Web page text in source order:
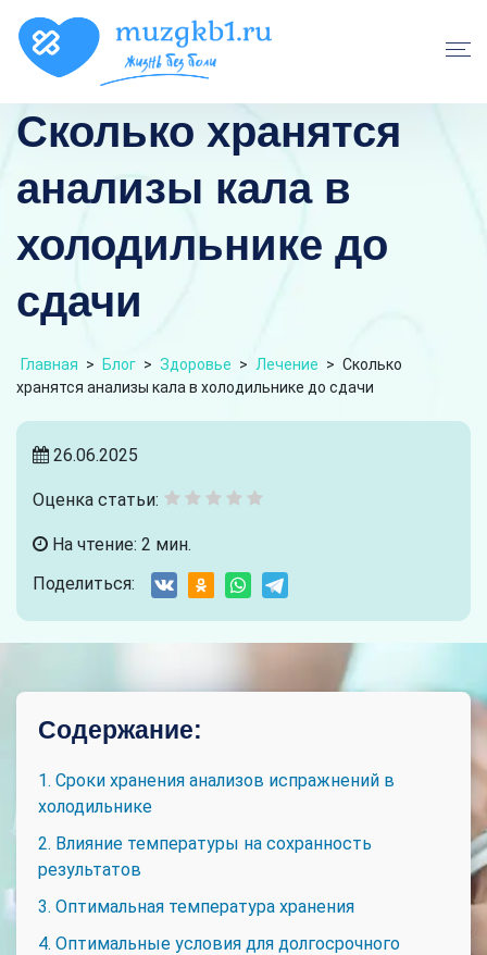
Сколько хранятся
анализы кала в
холодильнике до
сдачи
Главная > Блог > Здоровье > Лечение > Сколько
хранятся анализы кала в холодильнике до сдачи
26.06.2025
Оценка статьи:
На чтение: 2 мин.
Поделиться:
Содержание:
1. Сроки хранения анализов испражнений в
холодильнике
2. Влияние температуры на сохранность
результатов
3. Оптимальная температура хранения
4. Оптимальные условия для долгосрочного